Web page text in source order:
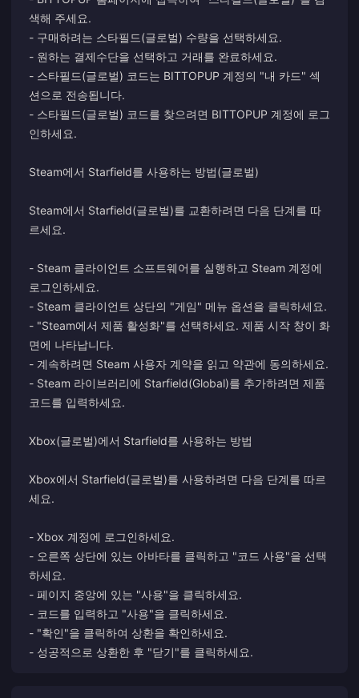
색해 주세요.
- 구매하려는 스타필드(글로벌) 수량을 선택하세요.
- 원하는 결제수단을 선택하고 거래를 완료하세요.
- 스타필드(글로벌) 코드는 BITTOPUP 계정의 "내 카드" 섹
션으로 전송됩니다.
- 스타필드(글로벌) 코드를 찾으려면 BITTOPUP 계정에 로그
인하세요.
Steam에서 Starfield를 사용하는 방법(글로벌)
Steam에서 Starfield(글로벌)를 교환하려면 다음 단계를 따
르세요.
- Steam 클라이언트 소프트웨어를 실행하고 Steam 계정에
로그인하세요.
- Steam 클라이언트 상단의 "게임" 메뉴 옵션을 클릭하세요.
- "Steam에서 제품 활성화"를 선택하세요. 제품 시작 창이 화
면에 나타납니다.
- 계속하려면 Steam 사용자 계약을 읽고 약관에 동의하세요.
- Steam 라이브러리에 Starfield(Global)를 추가하려면 제품
코드를 입력하세요.
Xbox(글로벌)에서 Starfield를 사용하는 방법
Xbox에서 Starfield(글로벌)를 사용하려면 다음 단계를 따르
세요.
- Xbox 계정에 로그인하세요.
- 오른쪽 상단에 있는 아바타를 클릭하고 "코드 사용"을 선택
하세요.
- 페이지 중앙에 있는 "사용"을 클릭하세요.
- 코드를 입력하고 "사용"을 클릭하세요.
- "확인"을 클릭하여 상환을 확인하세요.
- 성공적으로 상환한 후 "닫기"를 클릭하세요.